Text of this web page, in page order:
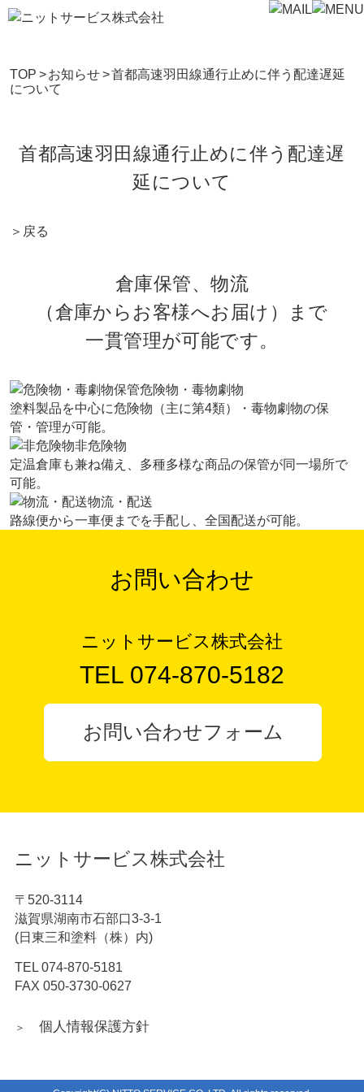
TOP >お知らせ>首都高速羽田線通行止めに伴う配達遅延
について
首都高速羽田線通行止めに伴う配達遅
延について
＞ 戻る
倉庫保管、物流
（倉庫からお客様へお届け）まで
一貫管理が可能です。
危険物・毒物劇物
塗料製品を中心に危険物（主に第4類）・毒物劇物の保
管・管理が可能。
非危険物
定温倉庫も兼ね備え、多種多様な商品の保管が同一場所で
可能。
物流・配送
路線便から一車便までを手配し、全国配送が可能。
お問い合わせ
ニットサービス株式会社
TEL 074-870-5182
お問い合わせフォーム
ニットサービス株式会社
〒520-3114
滋賀県湖南市石部口3-3-1
(日東三和塗料（株）内)
TEL 074-870-5181
FAX 050-3730-0627
＞ 個人情報保護方針